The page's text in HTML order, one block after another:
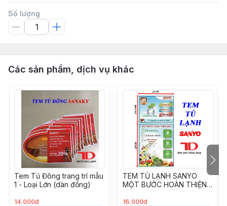
Số lượng
Các sản phẩm, dịch vụ khác
Tem Tủ Đông trang trí mẫu
1 - Loại Lớn (dàn đồng)
14.000đ
TEM TỦ LẠNH SANYO
MỘT BƯỚC HOÀN THIỆN
16.000đ